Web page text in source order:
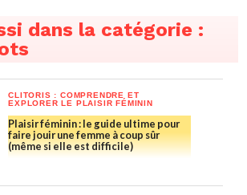
pour donner un orgasme utérin
dans la catégorie :
CLITORIS : COMPRENDRE ET
EXPLORER LE PLAISIR FÉMININ
Plaisir féminin : le guide ultime pour
faire jouir une femme à coup sûr
(même si elle est difficile)